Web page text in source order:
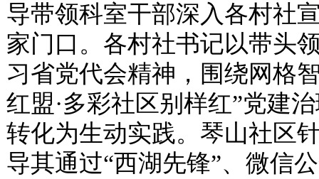
导带领科室干部深入各村社
家门口。各村社书记以带头
习省党代会精神，围绕网格
红盟·多彩社区别样红”党建
转化为生动实践。琴山社区
导其通过“西湖先锋”、微信